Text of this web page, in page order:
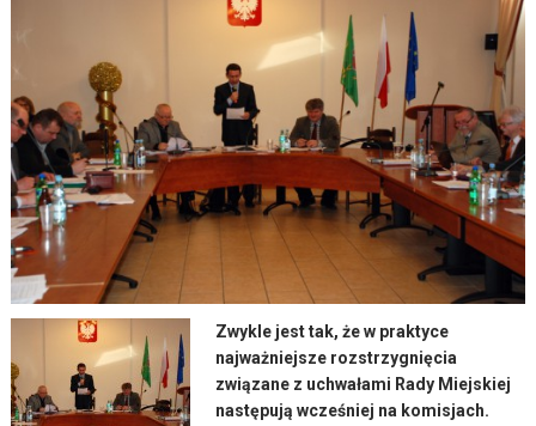
Zwykle jest tak, że w praktyce
najważniejsze rozstrzygnięcia
związane z uchwałami Rady Miejskiej
następują wcześniej na komisjach.